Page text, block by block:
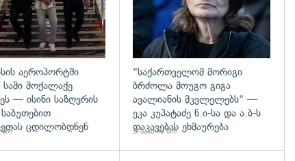
აეროპორტში
სამი მოქალაქე
— ისინი საზღვრის
ცდილობდნენ
"საქართველომ მორიგი
ბრძოლა მოუგო გიგა
ავალიანის მკვლელებს" —
ეკა კუპატაძე ნ.ი-სა და ა.ბ-ს
დაკავებას ეხმაურება
3 საათის წინ